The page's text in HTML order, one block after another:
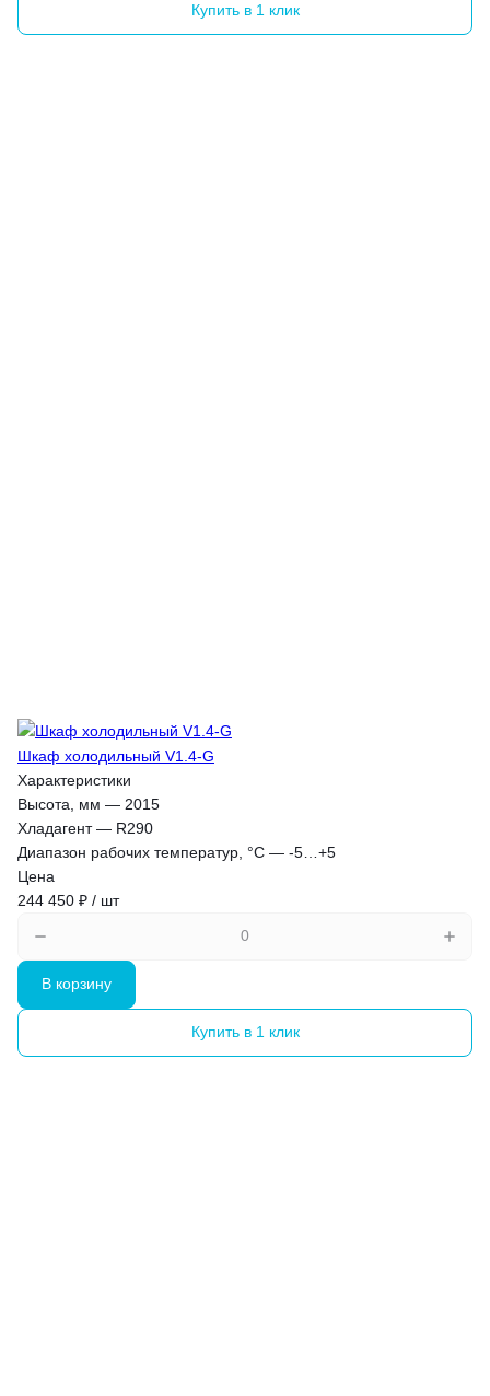
Купить в 1 клик
Шкаф холодильный V1.4-G
Характеристики
Высота, мм — 2015
Хладагент— R290
Диапазон рабочих температур, °C — -5…+5
Цена
244 450 ₽ / шт
В корзину
Купить в 1 клик